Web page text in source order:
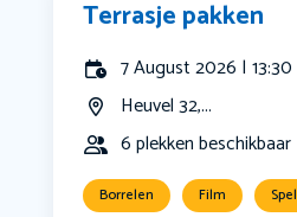
Terrasje pakken
7 August 2026 | 13:30
Heuvel 32,...
6 plekken beschikbaar
Borrelen Film Spel